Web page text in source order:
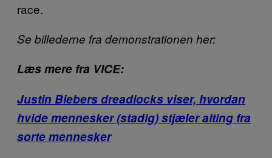
race.
Se billederne fra demonstrationen her:
Læs mere fra VICE:
Justin Biebers dreadlocks viser, hvordan
hvide mennesker (stadig) stjæler alting fra
sorte mennesker